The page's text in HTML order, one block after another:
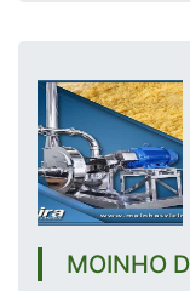
MOINHO